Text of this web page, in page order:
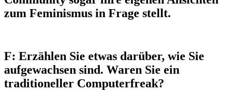
zum Feminismus in Frage stellt.
F: Erzählen Sie etwas darüber, wie Sie
aufgewachsen sind. Waren Sie ein
traditioneller Computerfreak?